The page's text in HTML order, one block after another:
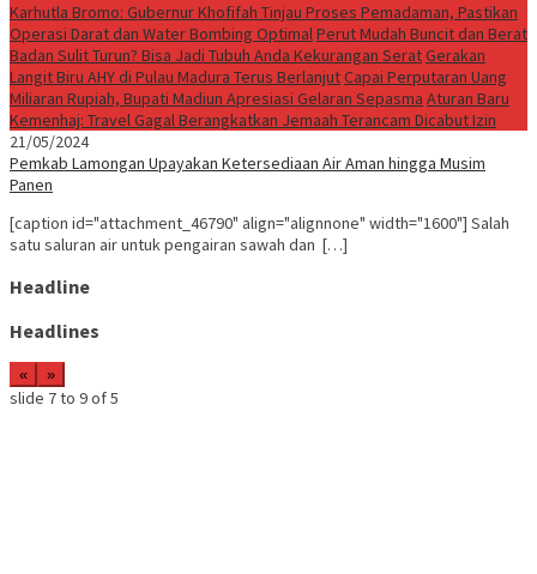
Karhutla Bromo: Gubernur Khofifah Tinjau Proses Pemadaman, Pastikan
Operasi Darat dan Water Bombing OptimalPerut Mudah Buncit dan Berat
Badan Sulit Turun? Bisa Jadi Tubuh Anda Kekurangan SeratGerakan
Langit Biru AHY di Pulau Madura Terus BerlanjutCapai Perputaran Uang
Miliaran Rupiah, Bupati Madiun Apresiasi Gelaran Sepasma Aturan Baru
Kemenhaj: Travel Gagal Berangkatkan Jemaah Terancam Dicabut Izin
21/05/2024
Pemkab Lamongan Upayakan Ketersediaan Air Aman hingga Musim
Panen
[caption id="attachment_46790" align="alignnone" width="1600"] Salah
satu saluran air untuk pengairan sawah dan […]
Headline
Headlines
« »
slide 7 to 9of 5